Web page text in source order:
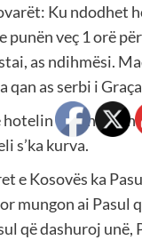
Ku ndodhet
punën veç 1 orë
as ndihmësi.
qan as serbi i
hotelin e gjen vet,
s’ka kurva.
e Kosovës ka
mungon ai Pasul
që dashuroj unë,